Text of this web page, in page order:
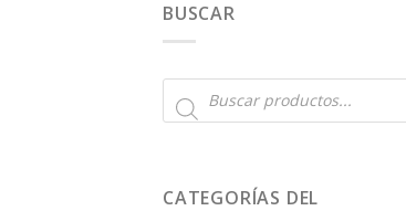
BUSCAR
Búsqueda
de
CATEGORÍAS DEL